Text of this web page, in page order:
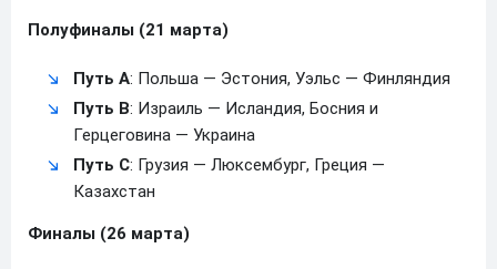
Полуфиналы (21 марта)
Путь A: Польша — Эстония, Уэльс — Финляндия
Путь B: Израиль — Исландия, Босния и
Герцеговина — Украина
Путь C: Грузия — Люксембург, Греция —
Казахстан
Финалы (26 марта)